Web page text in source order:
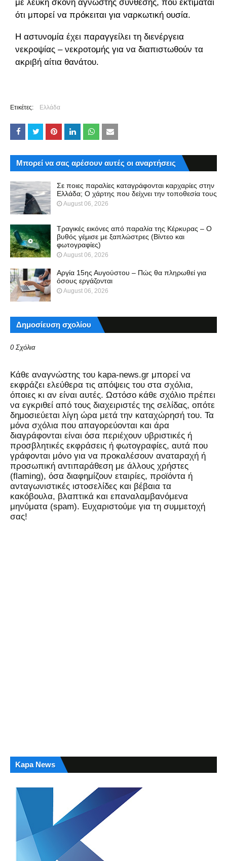
με λευκή σκόνη άγνωστης σύνθεσης, που εκτιμάται
ότι μπορεί να πρόκειται για ναρκωτική ουσία.
Η αστυνομία έχει παραγγείλει τη διενέργεια
νεκροψίας – νεκροτομής για να διαπιστωθούν τα
ακριβή αίτια θανάτου.
Ετικέτες: Ελλάδα
Μπορεί να σας αρέσουν αυτές οι αναρτήσεις
Σε ποιες παραλίες καταγράφονται καρχαρίες στην
Ελλάδα; Ο χάρτης που δείχνει την τοποθεσία τους
August 06, 2026
Τραγικές εικόνες από παραλία της Κέρκυρας – Ο
βυθός γέμισε με ξαπλώστρες (Βίντεο και
φωτογραφίες)
August 06, 2026
Αργία 15ης Αυγούστου – Πώς θα πληρωθεί για
όσους εργάζονται
August 06, 2026
Δημοσίευση σχολίου
0 Σχόλια
Kάθε αναγνώστης του kapa-news.gr μπορεί να
εκφράζει ελεύθερα τις απόψεις του στα σχόλια,
όποιες κι αν είναι αυτές. Ωστόσο κάθε σχόλιο πρέπει
να εγκριθεί από τους διαχειριστές της σελίδας, οπότε
δημοσιεύεται λίγη ώρα μετά την καταχώρησή του. Τα
μόνα σχόλια που απαγορεύονται και άρα
διαγράφονται είναι όσα περιέχουν υβριστικές ή
προσβλητικές εκφράσεις ή φωτογραφίες, αυτά που
γράφονται μόνο για να προκαλέσουν αναταραχή ή
προσωπική αντιπαράθεση με άλλους χρήστες
(flaming), όσα διαφημίζουν εταιρίες, προϊόντα ή
ανταγωνιστικές ιστοσελίδες και βέβαια τα
κακόβουλα, βλαπτικά και επαναλαμβανόμενα
μηνύματα (spam). Ευχαριστούμε για τη συμμετοχή
σας!
Kapa News